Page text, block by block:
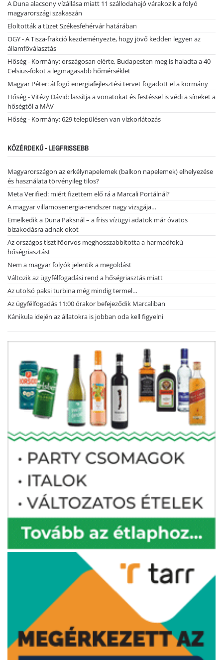
A Duna alacsony vízállása miatt 11 szállodahajó várakozik a folyó
magyarországi szakaszán
Eloltották a tüzet Székesfehérvár határában
OGY - A Tisza-frakció kezdeményezte, hogy jövő kedden legyen az
államfőválasztás
Hőség - Kormány: országosan elérte, Budapesten meg is haladta a 40
Celsius-fokot a legmagasabb hőmérséklet
Magyar Péter: átfogó energiafejlesztési tervet fogadott el a kormány
Hőség - Vitézy Dávid: lassítja a vonatokat és festéssel is védi a síneket a
hőségtől a MÁV
Hőség - Kormány: 629 településen van vízkorlátozás
KÖZÉRDEKŰ - LEGFRISSEBB
Magyarországon az erkélynapelemek (balkon napelemek) elhelyezése
és használata törvényileg tilos?
Meta Verified: miért fizettem elő rá a Marcali Portálnál?
A magyar villamosenergia-rendszer nagy vizsgája…
Emelkedik a Duna Paksnál – a friss vízügyi adatok már óvatos
bizakodásra adnak okot
Az országos tisztifőorvos meghosszabbította a harmadfokú
hőségriasztást
Nem a magyar folyók jelentik a megoldást
Változik az ügyfélfogadási rend a hőségriasztás miatt
Az utolsó paksi turbina még mindig termel…
Az ügyfélfogadás 11:00 órakor befejeződik Marcaliban
Kánikula idején az állatokra is jobban oda kell figyelni